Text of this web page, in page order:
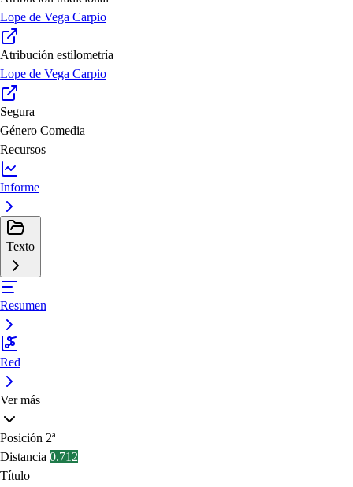
Lope de Vega Carpio
Atribución estilometría
Lope de Vega Carpio
Segura
Género Comedia
Recursos
Informe
Texto
Resumen
Red
Ver más
Posición 2ª
Distancia 0.712
Título